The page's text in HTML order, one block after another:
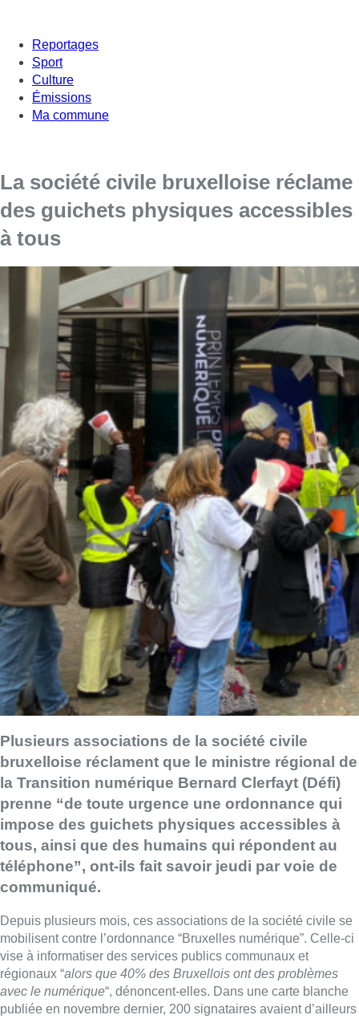
Reportages
Sport
Culture
Émissions
Ma commune
La société civile bruxelloise réclame
des guichets physiques accessibles
à tous
Plusieurs associations de la société civile
bruxelloise réclament que le ministre régional de
la Transition numérique Bernard Clerfayt (Défi)
prenne “de toute urgence une ordonnance qui
impose des guichets physiques accessibles à
tous, ainsi que des humains qui répondent au
téléphone”, ont-ils fait savoir jeudi par voie de
communiqué.
Depuis plusieurs mois, ces associations de la société civile se
mobilisent contre l’ordonnance “Bruxelles numérique”. Celle-ci
vise à informatiser des services publics communaux et
régionaux “alors que 40% des Bruxellois ont des problèmes
avec le numérique“, dénoncent-elles. Dans une carte blanche
publiée en novembre dernier, 200 signataires avaient d’ailleurs